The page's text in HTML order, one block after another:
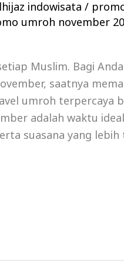
indowisata/
umroh november
Muslim. Bagi
saatnya
umroh terpercaya
adalah waktu
suasana yang